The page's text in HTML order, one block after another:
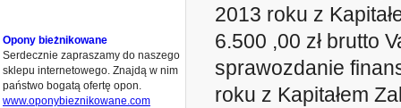
Opony bieżnikowane
Serdecznie zapraszamy do naszego
sklepu internetowego. Znajdą w nim
państwo bogatą ofertę opon.
www.oponybieznikowane.com
2013 roku z
6.500 ,00 zł brutto
sprawozdanie
roku z Kapitałem